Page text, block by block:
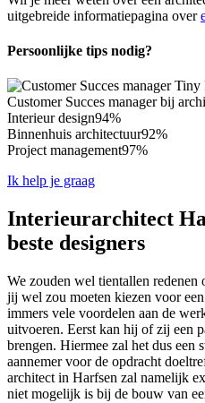
uitgebreide informatiepagina over
Persoonlijke tips nodig?
Customer Succes manager bij
Interieur design94%
Binnenhuis architectuur92%
Project management97%
Ik help je graag
Interieurarchitect
beste designers
We zouden wel tientallen
jij wel zou moeten kiezen voor
immers vele voordelen aan de
uitvoeren. Eerst kan hij of zij een
brengen. Hiermee zal het dus een
aannemer voor de opdracht
architect in Harfsen zal namelijk
niet mogelijk is bij de bouw van